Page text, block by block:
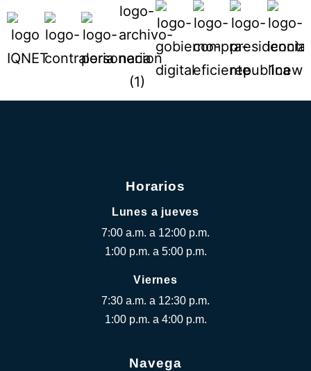
Horarios
Lunes a jueves
7:00 a.m. a 12:00 p.m.
1:00 p.m. a 5:00 p.m.
Viernes
7:30 a.m. a 12:30 p.m.
1:00 p.m. a 4:00 p.m.
Navega